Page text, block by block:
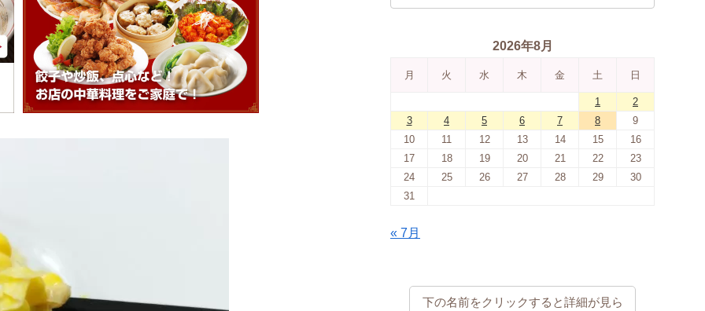
2026年8月
月 火 水 木 金 土 日
1
2
3
4 5 6 7 8
9
10
11 12 13 14 15
16
17
18 19 20 21 22
23
24
25 26 27 28 29
30
31
« 7月
下の名前をクリックすると詳細が見ら